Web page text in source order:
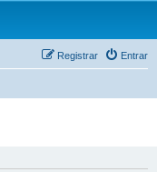
Entrar
Registrar